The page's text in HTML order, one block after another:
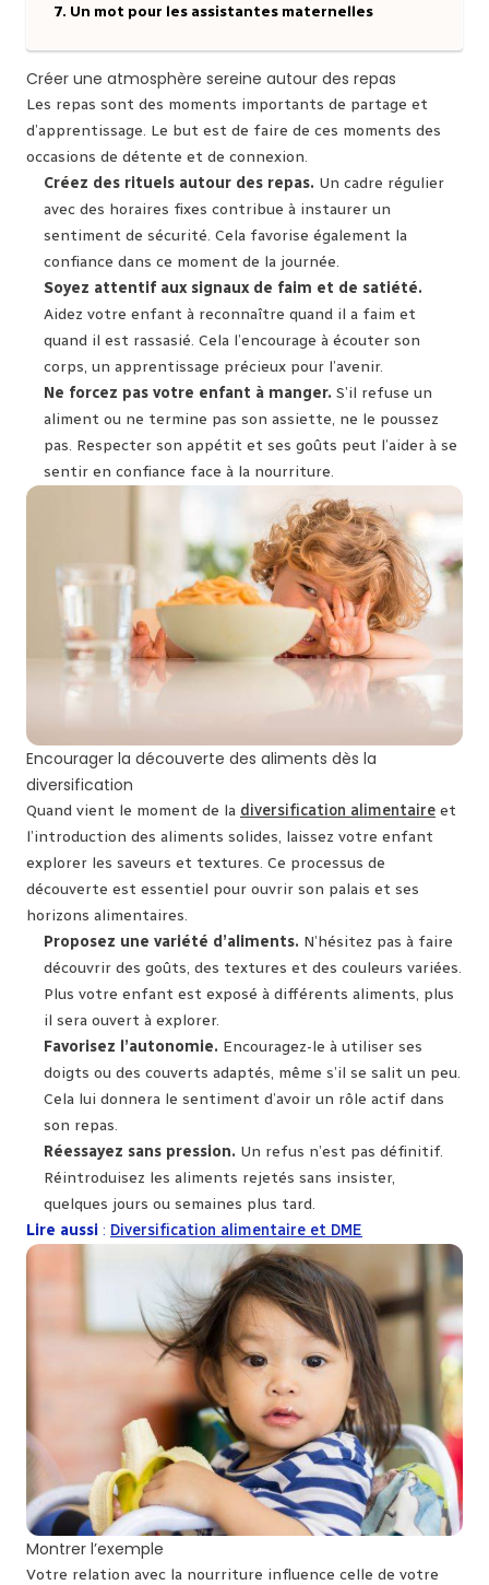
Un mot pour les assistantes maternelles
Créer une atmosphère sereine autour des repas
Les repas sont des moments importants de partage et
d’apprentissage. Le but est de faire de ces moments des
occasions de détente et de connexion.
Créez des rituels autour des repas. Un cadre régulier
avec des horaires fixes contribue à instaurer un
sentiment de sécurité. Cela favorise également la
confiance dans ce moment de la journée.
Soyez attentif aux signaux de faim et de satiété.
Aidez votre enfant à reconnaître quand il a faim et
quand il est rassasié. Cela l’encourage à écouter son
corps, un apprentissage précieux pour l’avenir.
Ne forcez pas votre enfant à manger. S’il refuse un
aliment ou ne termine pas son assiette, ne le poussez
pas. Respecter son appétit et ses goûts peut l’aider à se
sentir en confiance face à la nourriture.
Encourager la découverte des aliments dès la
diversification
Quand vient le moment de la diversification alimentaire et
l’introduction des aliments solides, laissez votre enfant
explorer les saveurs et textures. Ce processus de
découverte est essentiel pour ouvrir son palais et ses
horizons alimentaires.
Proposez une variété d’aliments. N’hésitez pas à faire
découvrir des goûts, des textures et des couleurs variées.
Plus votre enfant est exposé à différents aliments, plus
il sera ouvert à explorer.
Favorisez l’autonomie. Encouragez-le à utiliser ses
doigts ou des couverts adaptés, même s’il se salit un peu.
Cela lui donnera le sentiment d’avoir un rôle actif dans
son repas.
Réessayez sans pression. Un refus n’est pas définitif.
Réintroduisez les aliments rejetés sans insister,
quelques jours ou semaines plus tard.
Lire aussi : Diversification alimentaire et DME
Montrer l’exemple
Votre relation avec la nourriture influence celle de votre